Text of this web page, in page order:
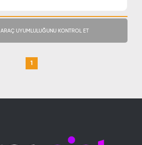
ARAÇ UYUMLULUĞUNU KONTROL ET
1